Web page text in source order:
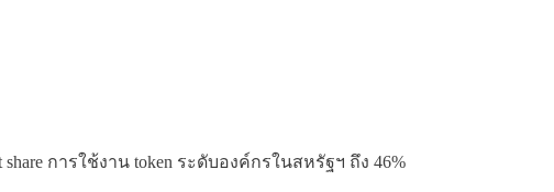
การใช้งาน token ระดับองค์กรในสหรัฐฯ ถึง 46%